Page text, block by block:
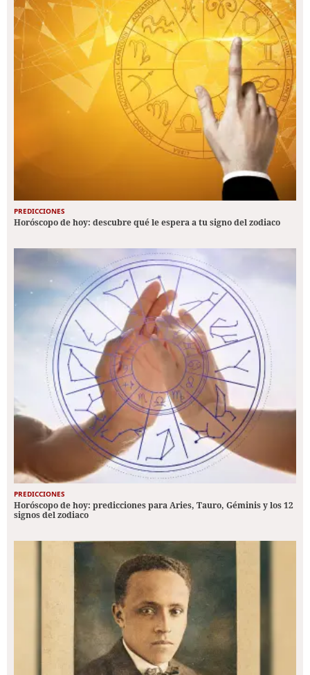
PREDICCIONES
Horóscopo de hoy: descubre qué le espera a tu signo del zodiaco
PREDICCIONES
Horóscopo de hoy: predicciones para Aries, Tauro, Géminis y los 12
signos del zodiaco